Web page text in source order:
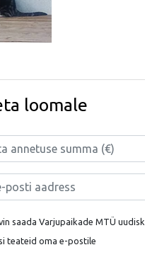
loomale
saada Varjupaikade MTÜ
teateid oma e-postile